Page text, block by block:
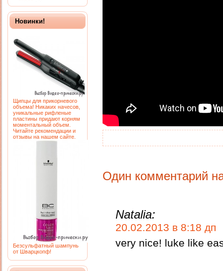
Новинки!
Щипцы для прикорневого
объема! Никаких начесов,
уникальные рифленые
пластины придают корням
моментальный объем.
Читайте рекомендации и
отзывы на нашем сайте.
Безсульфатный шампунь
от Шварцкопф!
Один комментарий
Natalia:
20.02.2013 в 8:18 дп
very nice! luke like